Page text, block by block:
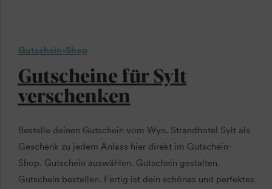
Gutschein-Shop
Gutscheine für Sylt
verschenken
Bestelle deinen Gutschein vom Wyn. Strandhotel Sylt als
Geschenk zu jedem Anlass hier direkt im Gutschein-
Shop. Gutschein auswählen. Gutschein gestalten.
Gutschein bestellen. Fertig ist dein schönes und perfektes